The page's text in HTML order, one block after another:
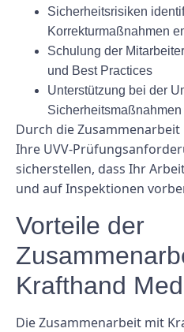
Sicherheitsrisiken
Korrekturmaßnahmen
Schulung der
und Best Practices
Unterstützung bei der
Sicherheitsmaßnahmen
Durch die
Ihre UVV-
sicherstellen, dass Ihr
und auf Inspektionen
Vorteile der
Krafthand
Die Zusammenarbeit mit